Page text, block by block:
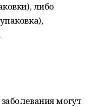
либо
могут